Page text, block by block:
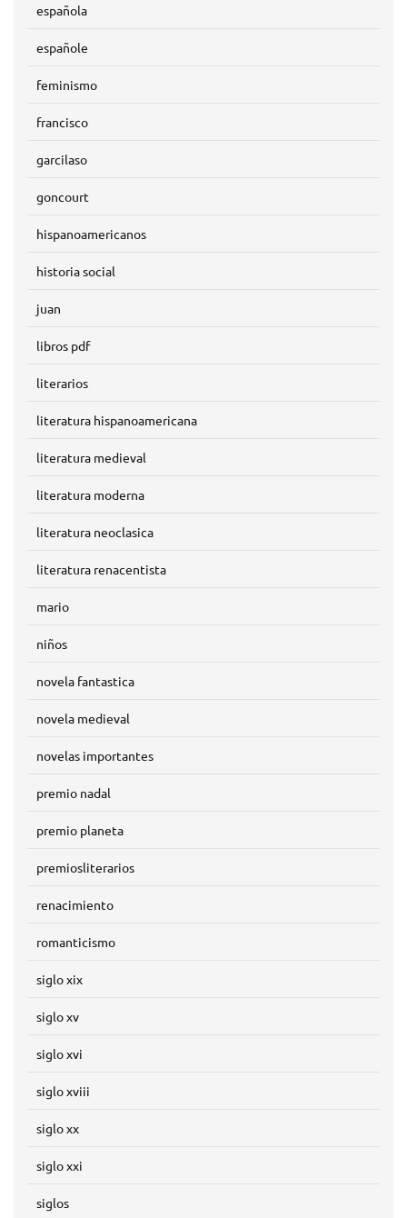
española
españole
feminismo
francisco
garcilaso
goncourt
hispanoamericanos
historia social
juan
libros pdf
literarios
literatura hispanoamericana
literatura medieval
literatura moderna
literatura neoclasica
literatura renacentista
mario
niños
novela fantastica
novela medieval
novelas importantes
premio nadal
premio planeta
premiosliterarios
renacimiento
romanticismo
siglo xix
siglo xv
siglo xvi
siglo xviii
siglo xx
siglo xxi
siglos